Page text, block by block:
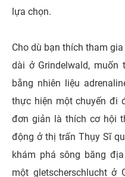
lựa chọn.
Cho dù bạn thích tham
dài ở Grindelwald,
bằng nhiên liệu
thực hiện một chuyến đi
đơn giản là thích cơ hội
động ở thị trấn Thụy Sĩ
khám phá sông băng
một gletscherschlucht ở